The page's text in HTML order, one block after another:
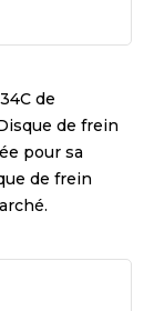
de
de frein
pour sa
de frein